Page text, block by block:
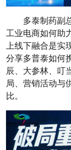
多泰制药副
工业电商如何助
上线下融合是实
分享多普泰如何
辰、大参林、叮
局、营销活动与
比。